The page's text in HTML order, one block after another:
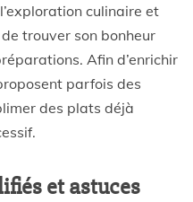
culinaire et
trouver son bonheur
Afin d’enrichir
parfois des
des plats déjà
et astuces